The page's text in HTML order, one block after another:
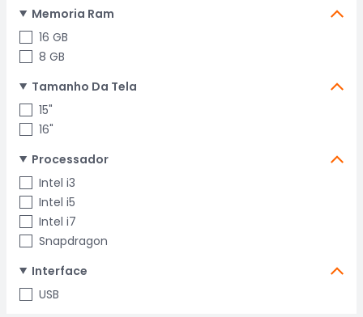
Memoria Ram
16 GB
8 GB
Tamanho Da Tela
15"
16"
Processador
Intel i3
Intel i5
Intel i7
Snapdragon
Interface
USB